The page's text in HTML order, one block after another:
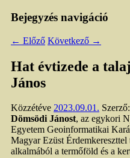
Bejegyzés navigáció
← Előző Következő →
Hat évtizede a
János
Közzétéve 2023.09.01. Szerző:
Dömsödi Jánost, az egykori
Egyetem Geoinformatikai
Magyar Ezüst
alkalmából a termőföld és a